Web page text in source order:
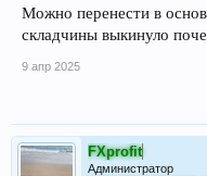
Можно перенести в
складчины выкинуло
9 апр 2025
FXprofit
Администратор